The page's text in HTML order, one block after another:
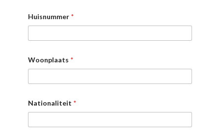
Huisnummer *
Woonplaats *
Nationaliteit *